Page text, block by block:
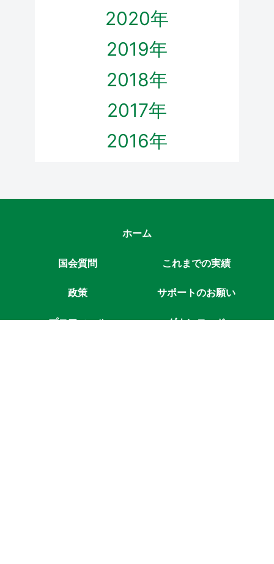
2020年
2019年
2018年
2017年
2016年
ホーム
国会質問 これまでの実績
政策 サポートのお願い
プロフィール ダウンロード